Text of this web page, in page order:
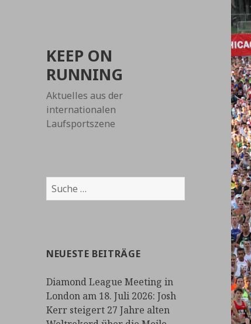
KEEP ON
RUNNING
Aktuelles aus der
internationalen
Laufsportszene
Suche
nach:
NEUESTE BEITRÄGE
Diamond League Meeting in
London am 18. Juli 2026: Josh
Kerr steigert 27 Jahre alten